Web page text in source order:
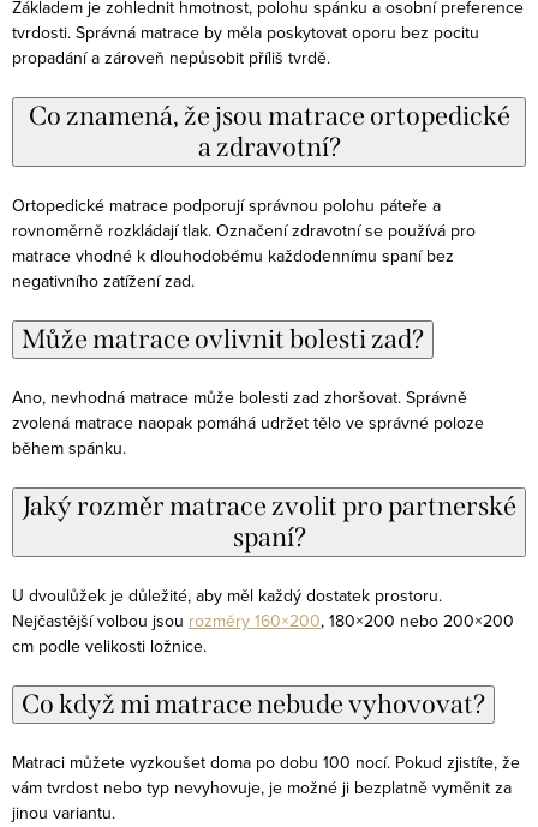
Základem je zohlednit hmotnost, polohu spánku a osobní preference
tvrdosti. Správná matrace by měla poskytovat oporu bez pocitu
propadání a zároveň nepůsobit příliš tvrdě.
Co znamená, že jsou matrace ortopedické
a zdravotní?
Ortopedické matrace podporují správnou polohu páteře a
rovnoměrně rozkládají tlak. Označení zdravotní se používá pro
matrace vhodné k dlouhodobému každodennímu spaní bez
negativního zatížení zad.
Může matrace ovlivnit bolesti zad?
Ano, nevhodná matrace může bolesti zad zhoršovat. Správně
zvolená matrace naopak pomáhá udržet tělo ve správné poloze
během spánku.
Jaký rozměr matrace zvolit pro partnerské
spaní?
U dvoulůžek je důležité, aby měl každý dostatek prostoru.
Nejčastější volbou jsou rozměry 160×200, 180×200 nebo 200×200
cm podle velikosti ložnice.
Co když mi matrace nebude vyhovovat?
Matraci můžete vyzkoušet doma po dobu 100 nocí. Pokud zjistíte, že
vám tvrdost nebo typ nevyhovuje, je možné ji bezplatně vyměnit za
jinou variantu.